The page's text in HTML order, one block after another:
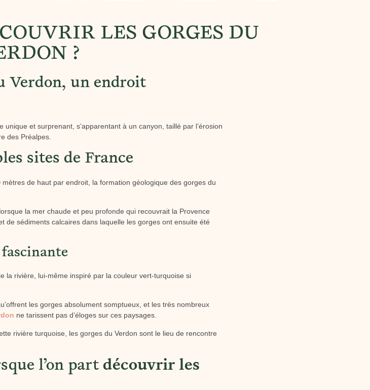
LES GORGES DU
?
Verdon, un endroit
et surprenant, s’apparentant à un canyon, taillé par l’érosion
des Préalpes.
sites de France
de haut par endroit, la formation géologique des gorges du
la mer chaude et peu profonde qui recouvrait la Provence
de sédiments calcaires dans laquelle les gorges ont ensuite été
fascinante
la rivière, lui-même inspiré par la couleur vert-turquoise si
les gorges absolument somptueux, et les très nombreux
ne tarissent pas d’éloges sur ces paysages.
rivière turquoise, les gorges du Verdon sont le lieu de rencontre
l’on part découvrir les